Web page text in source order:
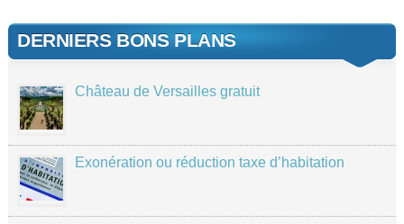
DERNIERS BONS PLANS
Château de Versailles gratuit
Exonération ou réduction taxe d’habitation